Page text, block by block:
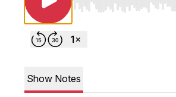
Use Left/Right to seek,
Show Notes